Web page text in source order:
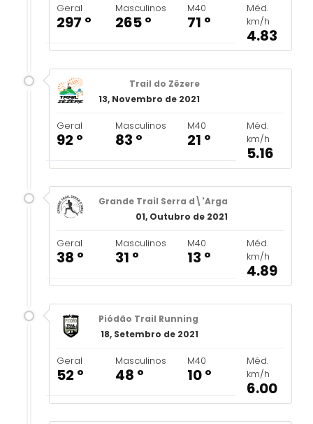
Geral
297 º
Masculinos
265 º
M40
71 º
Méd.
km/h
4.83
Trail do Zêzere
13, Novembro de 2021
Geral
92 º
Masculinos
83 º
M40
21 º
Méd.
km/h
5.16
Grande Trail Serra d\'Arga
01, Outubro de 2021
Geral
38 º
Masculinos
31 º
M40
13 º
Méd.
km/h
4.89
Piódão Trail Running
18, Setembro de 2021
Geral
52 º
Masculinos
48 º
M40
10 º
Méd.
km/h
6.00